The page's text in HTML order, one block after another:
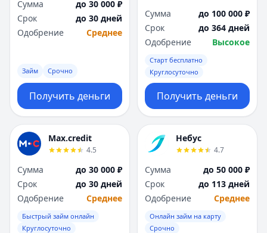
Вся Россия
Вся Россия
Сумма
до 30 000 ₽
Срок
до 30 дней
Одобрение
Среднее
Займ Срочно
Получить деньги
Сумма
до 100 000 ₽
Срок
до 364 дней
Одобрение
Высокое
Старт бесплатно
Круглосуточно
Получить деньги
Max.credit
4.5
Сумма
до 30 000 ₽
Срок
до 30 дней
Одобрение
Среднее
Быстрый займ онлайн
Круглосуточно
Небус
4.7
Сумма
до 50 000 ₽
Срок
до 113 дней
Одобрение
Среднее
Онлайн займ на карту
Срочно